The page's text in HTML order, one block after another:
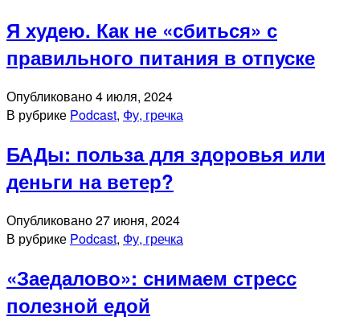
Я худею. Как не «сбиться» с
правильного питания в отпуске
Опубликовано4 июля, 2024
В рубрике Podcast, Фу, гречка
БАДы: польза для здоровья или
деньги на ветер?
Опубликовано27 июня, 2024
В рубрике Podcast, Фу, гречка
«Заедалово»: снимаем стресс
полезной едой